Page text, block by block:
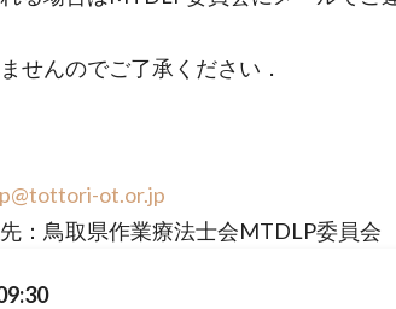
せんのでご了承ください．
ot.or.jp
：鳥取県作業療法士会MTDLP委員会